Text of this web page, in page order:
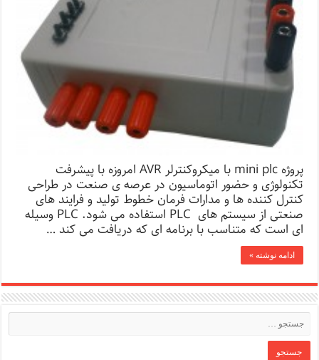
پروژه mini plc با میکروکنترلر AVR امروزه با پیشرفت
تکنولوژی و حضور اتوماسیون در عرصه ی صنعت در طراحی
کنترل کننده ها و مدارات فرمان خطوط تولید و فرایند های
صنعتی از سیستم های PLC استفاده می شود. PLC وسیله
ای است که متناسب با برنامه ای که دریافت می کند …
ادامه نوشته »